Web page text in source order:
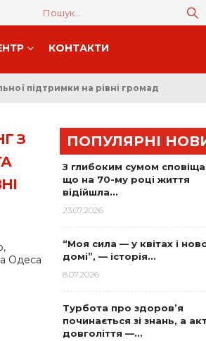
КОНТАКТИ
підтримки на рівні громад
З
Одеса
ПОПУЛЯРНІ
З глибоким сумом
що на 70-му році життя
відійшла…
23.07.2026
“Моя сила — у квітах і
домі”, — історія…
8.07.2026
Турбота про здоров’я
починається зі знань, а
довголіття —…